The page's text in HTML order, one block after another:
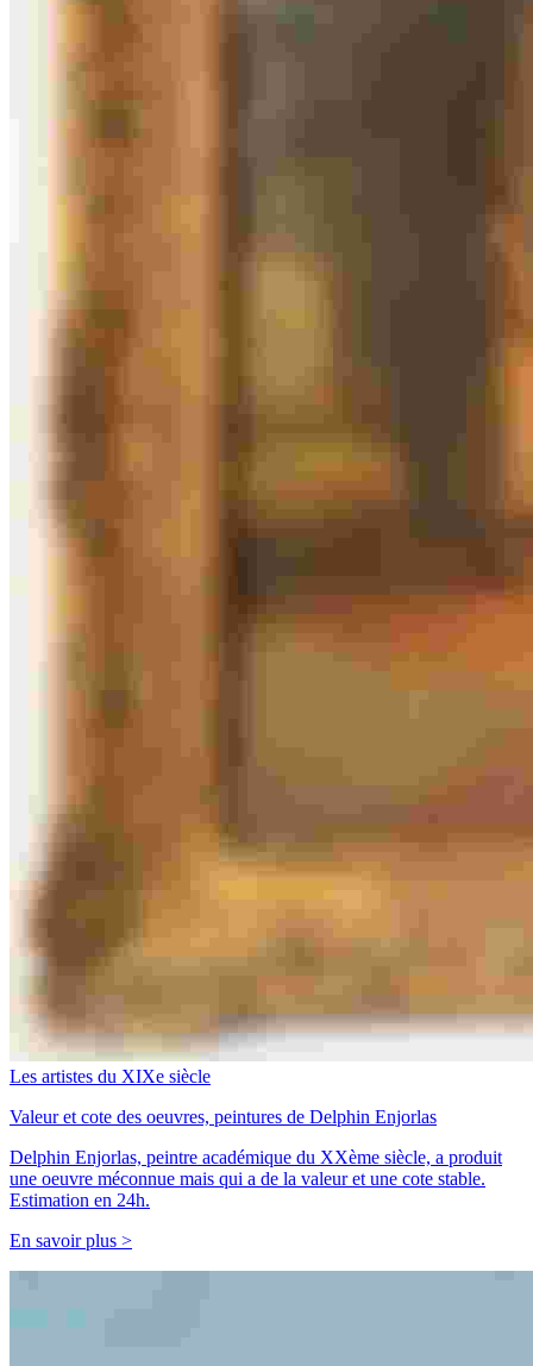
Les artistes du XIXe siècle
Valeur et cote des oeuvres, peintures de Delphin Enjorlas
Delphin Enjorlas, peintre académique du XXème siècle, a produit
une oeuvre méconnue mais qui a de la valeur et une cote stable.
Estimation en 24h.
En savoir plus >